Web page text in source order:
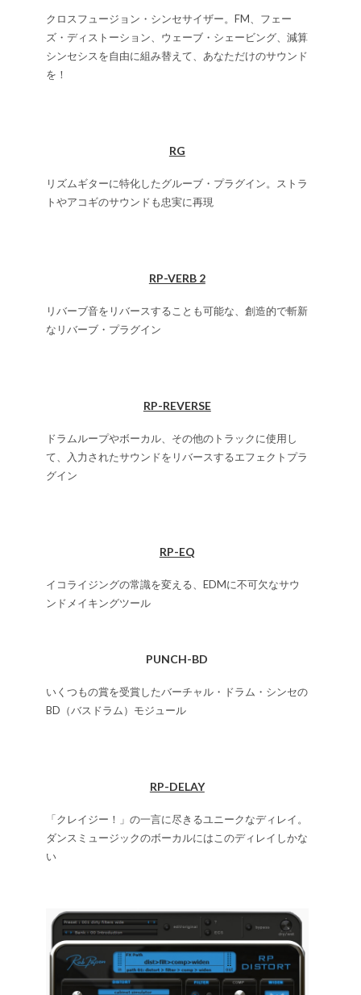
クロスフュージョン・シンセサイザー。FM、フェー
ズ・ディストーション、ウェーブ・シェービング、減算
シンセシスを自由に組み替えて、あなただけのサウンド
を！
RG
リズムギターに特化したグルーブ・プラグイン。ストラ
トやアコギのサウンドも忠実に再現
RP-VERB 2
リバーブ音をリバースすることも可能な、創造的で斬新
なリバーブ・プラグイン
RP-REVERSE
ドラムループやボーカル、その他のトラックに使用し
て、入力されたサウンドをリバースするエフェクトプラ
グイン
RP-EQ
イコライジングの常識を変える、EDMに不可欠なサウ
ンドメイキングツール
PUNCH-BD
いくつもの賞を受賞したバーチャル・ドラム・シンセの
BD（バスドラム）モジュール
RP-DELAY
「クレイジー！」の一言に尽きるユニークなディレイ。
ダンスミュージックのボーカルにはこのディレイしかな
い